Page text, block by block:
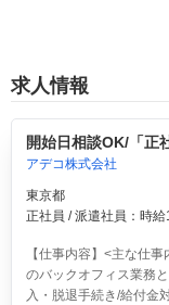
求人情報
開始日相談OK/「正
アデコ株式会社
東京都
正社員 / 派遣社員：時給
【仕事内容】<主な仕
のバックオフィス業務
入・脱退手続き/給付金